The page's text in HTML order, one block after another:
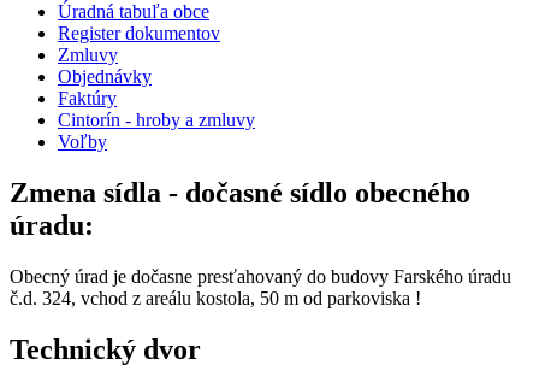
Úradná tabuľa obce
Register dokumentov
Zmluvy
Objednávky
Faktúry
Cintorín - hroby a zmluvy
Voľby
Zmena sídla - dočasné sídlo obecného
úradu:
Obecný úrad je dočasne presťahovaný do budovy Farského úradu
č.d. 324, vchod z areálu kostola, 50 m od parkoviska !
Technický dvor